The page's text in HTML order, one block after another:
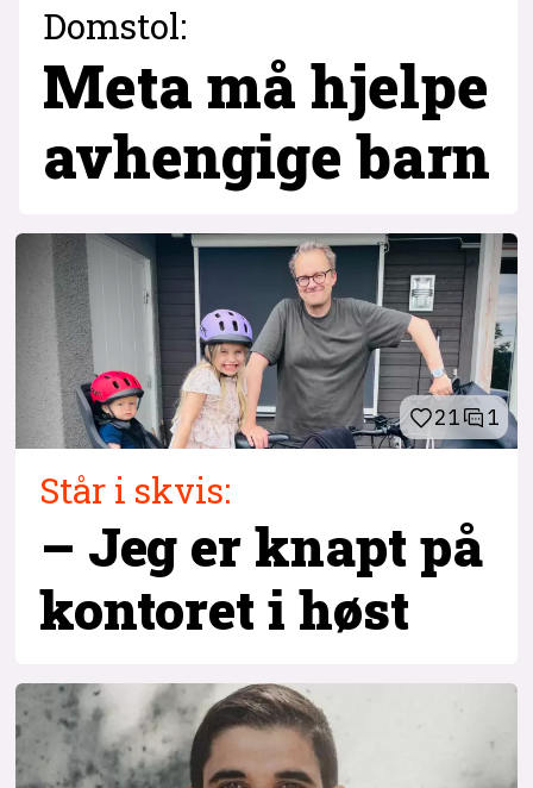
Domstol:
Meta må hjelpe
avhengige barn
21 1
Står i skvis:
– Jeg er knapt på
kontoret i høst